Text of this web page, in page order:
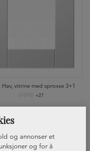
og annonser et
og for å
Hav, vitrine med sprosse 3+1
+27